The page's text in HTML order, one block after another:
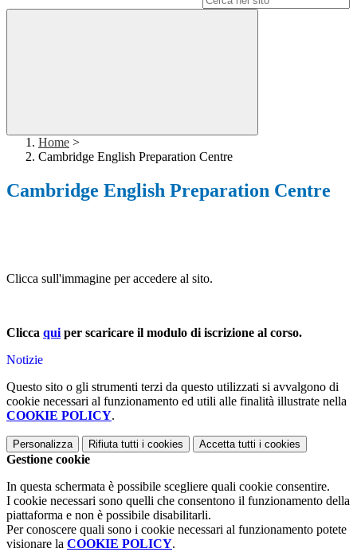
Home >
Cambridge English Preparation Centre
Cambridge English Preparation Centre
Clicca sull'immagine per accedere al sito.
Clicca qui per scaricare il modulo di iscrizione al corso.
Notizie
Questo sito o gli strumenti terzi da questo utilizzati si avvalgono di
cookie necessari al funzionamento ed utili alle finalità illustrate nella
COOKIE POLICY.
Personalizza Rifiuta tutti i cookies Accetta tutti i cookies
Gestione cookie
In questa schermata è possibile scegliere quali cookie consentire.
I cookie necessari sono quelli che consentono il funzionamento della
piattaforma e non è possibile disabilitarli.
Per conoscere quali sono i cookie necessari al funzionamento potete
visionare la COOKIE POLICY.